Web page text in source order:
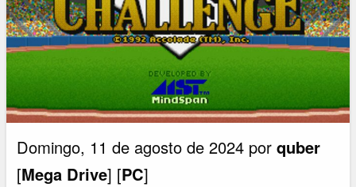
Domingo, 11 de agosto de 2024 porquber
[Mega Drive] [PC]